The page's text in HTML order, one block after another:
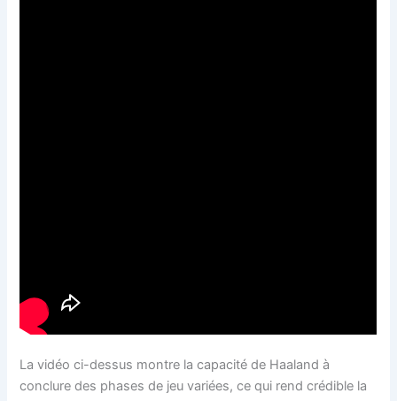
La vidéo ci-dessus montre la capacité de Haaland à
conclure des phases de jeu variées, ce qui rend crédible la